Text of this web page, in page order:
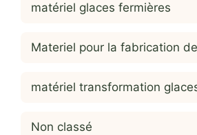
matériel glaces fermières
Materiel pour la fabrication
matériel transformation
Non classé